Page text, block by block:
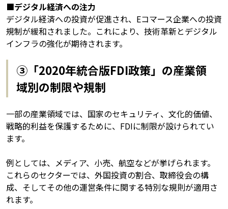
■デジタル経済への注力
デジタル経済への投資が促進され、Eコマース企業への投資
規制が緩和されました。これにより、技術革新とデジタル
インフラの強化が期待されます。
③「2020年統合版FDI政策」の産業領
域別の制限や規制
一部の産業領域では、国家のセキュリティ、文化的価値、
戦略的利益を保護するために、FDIに制限が設けられてい
ます。
例としては、メディア、小売、航空などが挙げられます。
これらのセクターでは、外国投資の割合、取締役会の構
成、そしてその他の運営条件に関する特別な規則が適用さ
れます。